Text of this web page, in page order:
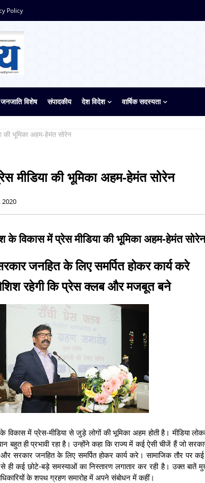
Policy
जनजाति विशेष संपादकीय देश विदेश वार्षिक सदस्यता
की भूमिका अहम-हेमंत सोरेन
मीडिया की भूमिका अहम-हेमंत सोरेन
के विकास में प्रेस मीडिया की भूमिका अहम-हेमंत
जनहित के लिए समर्पित होकर कार्य करे
रहेगी कि प्रेस क्लब और मजबूत बने
में प्रेस-मीडिया से जुड़े लोगों की भूमिका अहम होती है। मीडिया
बहुत ही प्रभावी रहा है। उन्होंने कहा कि राज्य में कई ऐसी चीजें हैं जो
सरकार जनहित के लिए समर्पित होकर कार्य करे। सामाजिक तौर पर
ही कई छोटे-बड़े समस्याओं का निस्तारण लगातार कर रही है। उक्त बातें
के शपथ ग्रहण समारोह में अपने संबोधन में कहीं।